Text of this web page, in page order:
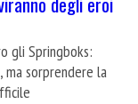
gli Springboks:
ma sorprendere la